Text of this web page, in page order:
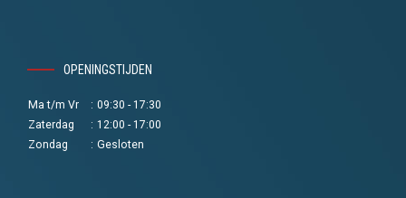
OPENINGSTIJDEN
Ma t/m Vr : 09:30 - 17:30
Zaterdag
: 12:00 - 17:00
Zondag
: Gesloten